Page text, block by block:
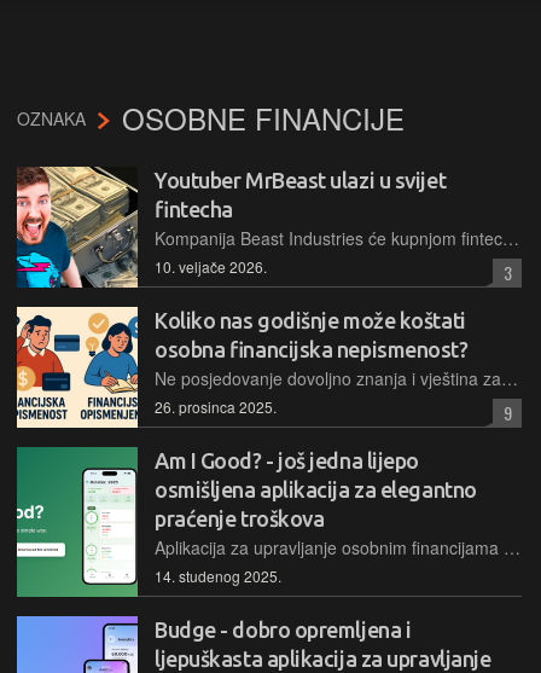
OZNAKA OSOBNE FINANCIJE
Youtuber MrBeast ulazi u svijet
fintecha
Kompanija Beast Industries će kupnjom fintech platforme integrirati financijske usluge u svoj ekosustav, s ciljem poboljšanja financijske pismenosti više od sedam milijuna korisnika
10. veljače 2026. 3
Koliko nas godišnje može koštati
osobna financijska nepismenost?
Ne posjedovanje dovoljno znanja i vještina za donošenje razumnih financijskih odluka se ocjenjuje kao “niska razina financijske pismenosti” ili financijska nepismenost i ima svoje dalekosežne financijske posljedice. Kada je riječ o tome koliko bi veće znanje o financijama doprinijelo kućnom proračunu, na temelju financijske imovine prosječnog kućanstva, jedno njemačko osiguravajuće društvo je prije par godina istražilo kako osobe visoke razine financijske pismenosti mogu godišnje očekivati zaradu i uštedu u rasponu od 1.910 do 5.000 eura
26. prosinca 2025. 9
Am I Good? - još jedna lijepo
osmišljena aplikacija za elegantno
praćenje troškova
Aplikacija za upravljanje osobnim financijama i praćenje troškova definitivno ne nedostaje, a ovo je još jedna koja se pokušava nametnuti u prilično žestokoj konkurenciji. Dopast će se onima koji su skloniji minimalizmu i relativno visokoj razini estetike…
14. studenog 2025.
Budge - dobro opremljena i
ljepuškasta aplikacija za upravljanje